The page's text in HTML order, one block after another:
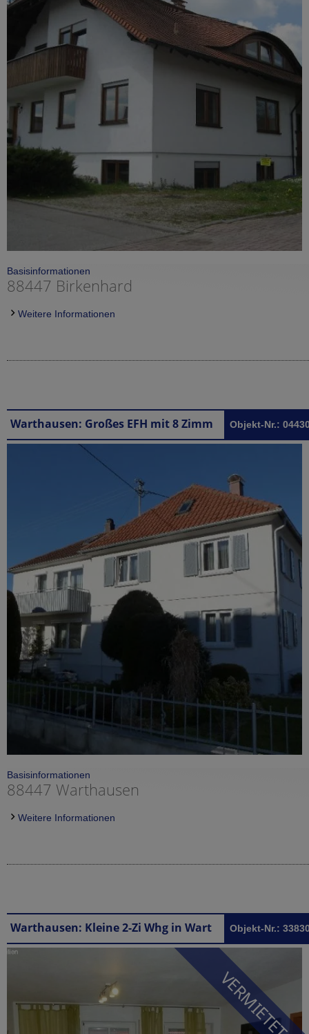
Basisinformationen
88447 Birkenhard
Weitere Informationen
Objekt-Nr.:
Basisinformationen
88447 Warthausen
Weitere Informationen
Objekt-Nr.:
VERMIETET